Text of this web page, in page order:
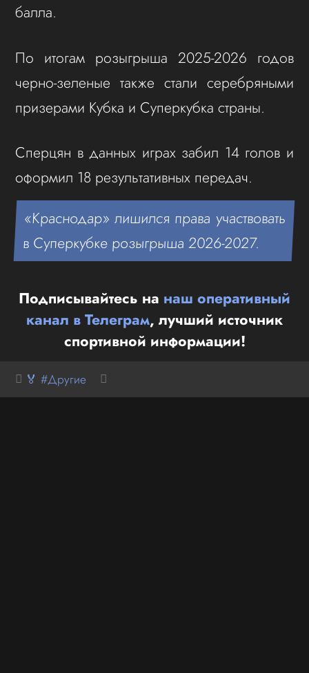
балла.
По итогам розыгрыша 2025-2026 годов
черно-зеленые также стали серебряными
призерами Кубка и Суперкубка страны.
Сперцян в данных играх забил 14 голов и
оформил 18 результативных передач.
«Краснодар» лишился права участвовать
в Суперкубке розыгрыша 2026-2027.
Подписывайтесь на наш оперативный
канал в Телеграм, лучший источник
спортивной информации!
🏅 #Другие